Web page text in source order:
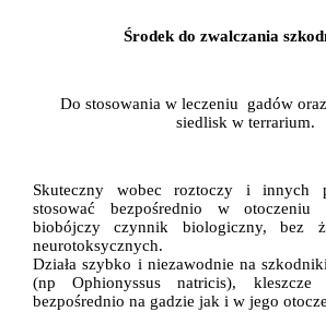
Środek do zwalczania
Do stosowania w leczeniu gadów oraz
siedlisk w terrarium.
Skuteczny wobec roztoczy i innych
stosować
bezpośrednio w otoczeniu
biobójczy czynnik biologiczny, bez
neurotoksycznych.
Działa szybko i niezawodnie na szkodniki
(np
Ophionyssus natricis), kleszcze
bezpośrednio na gadzie jak i w jego